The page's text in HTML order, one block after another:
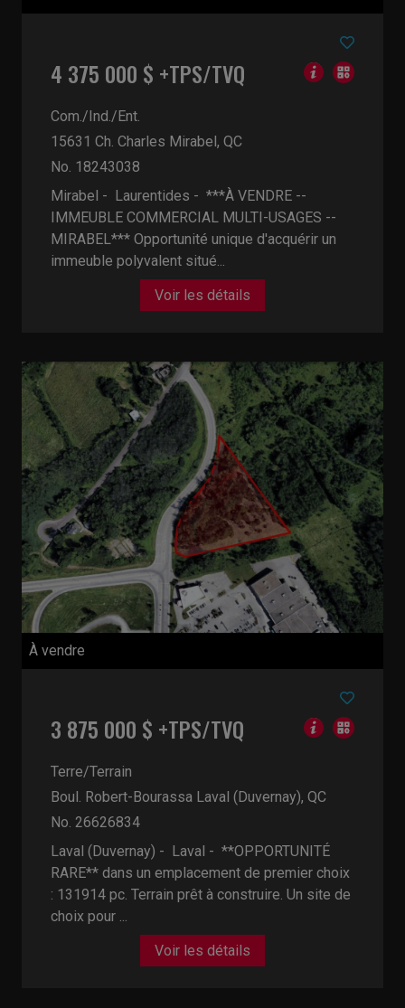
4 375 000 $ +TPS/TVQ
Com./Ind./Ent.
15631 Ch. Charles Mirabel, QC
No. 18243038
Mirabel - Laurentides - ***À VENDRE --
IMMEUBLE COMMERCIAL MULTI-USAGES --
MIRABEL*** Opportunité unique d'acquérir un
immeuble polyvalent situé...
Voir les détails
À vendre
3 875 000 $ +TPS/TVQ
Terre/Terrain
Boul. Robert-Bourassa Laval (Duvernay), QC
No. 26626834
Laval (Duvernay) - Laval - **OPPORTUNITÉ
RARE** dans un emplacement de premier choix
: 131914 pc. Terrain prêt à construire. Un site de
choix pour ...
Voir les détails